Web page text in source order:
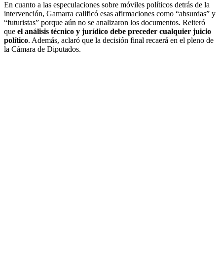
En cuanto a las especulaciones sobre móviles políticos detrás de la
intervención, Gamarra calificó esas afirmaciones como “absurdas” y
“futuristas” porque aún no se analizaron los documentos. Reiteró
que el análisis técnico y jurídico debe preceder cualquier juicio
político. Además, aclaró que la decisión final recaerá en el pleno de
la Cámara de Diputados.